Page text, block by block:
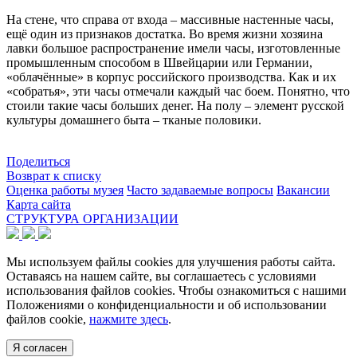
На стене, что справа от входа – массивные настенные часы,
ещё один из признаков достатка. Во время жизни хозяина
лавки большое распространение имели часы, изготовленные
промышленным способом в Швейцарии или Германии,
«облачённые» в корпус российского производства. Как и их
«собратья», эти часы отмечали каждый час боем. Понятно, что
стоили такие часы больших денег. На полу – элемент русской
культуры домашнего быта – тканые половики.
Поделиться
Возврат к списку
Оценка работы музея Часто задаваемые вопросы Вакансии
Карта сайта
СТРУКТУРА ОРГАНИЗАЦИИ
Мы используем файлы cookies для улучшения работы сайта.
Оставаясь на нашем сайте, вы соглашаетесь с условиями
использования файлов cookies. Чтобы ознакомиться с нашими
Положениями о конфиденциальности и об использовании
файлов cookie, нажмите здесь.
Я согласен